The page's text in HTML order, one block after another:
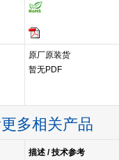
原厂原装货
暂无PDF
多相关产品
描述 / 技术参考